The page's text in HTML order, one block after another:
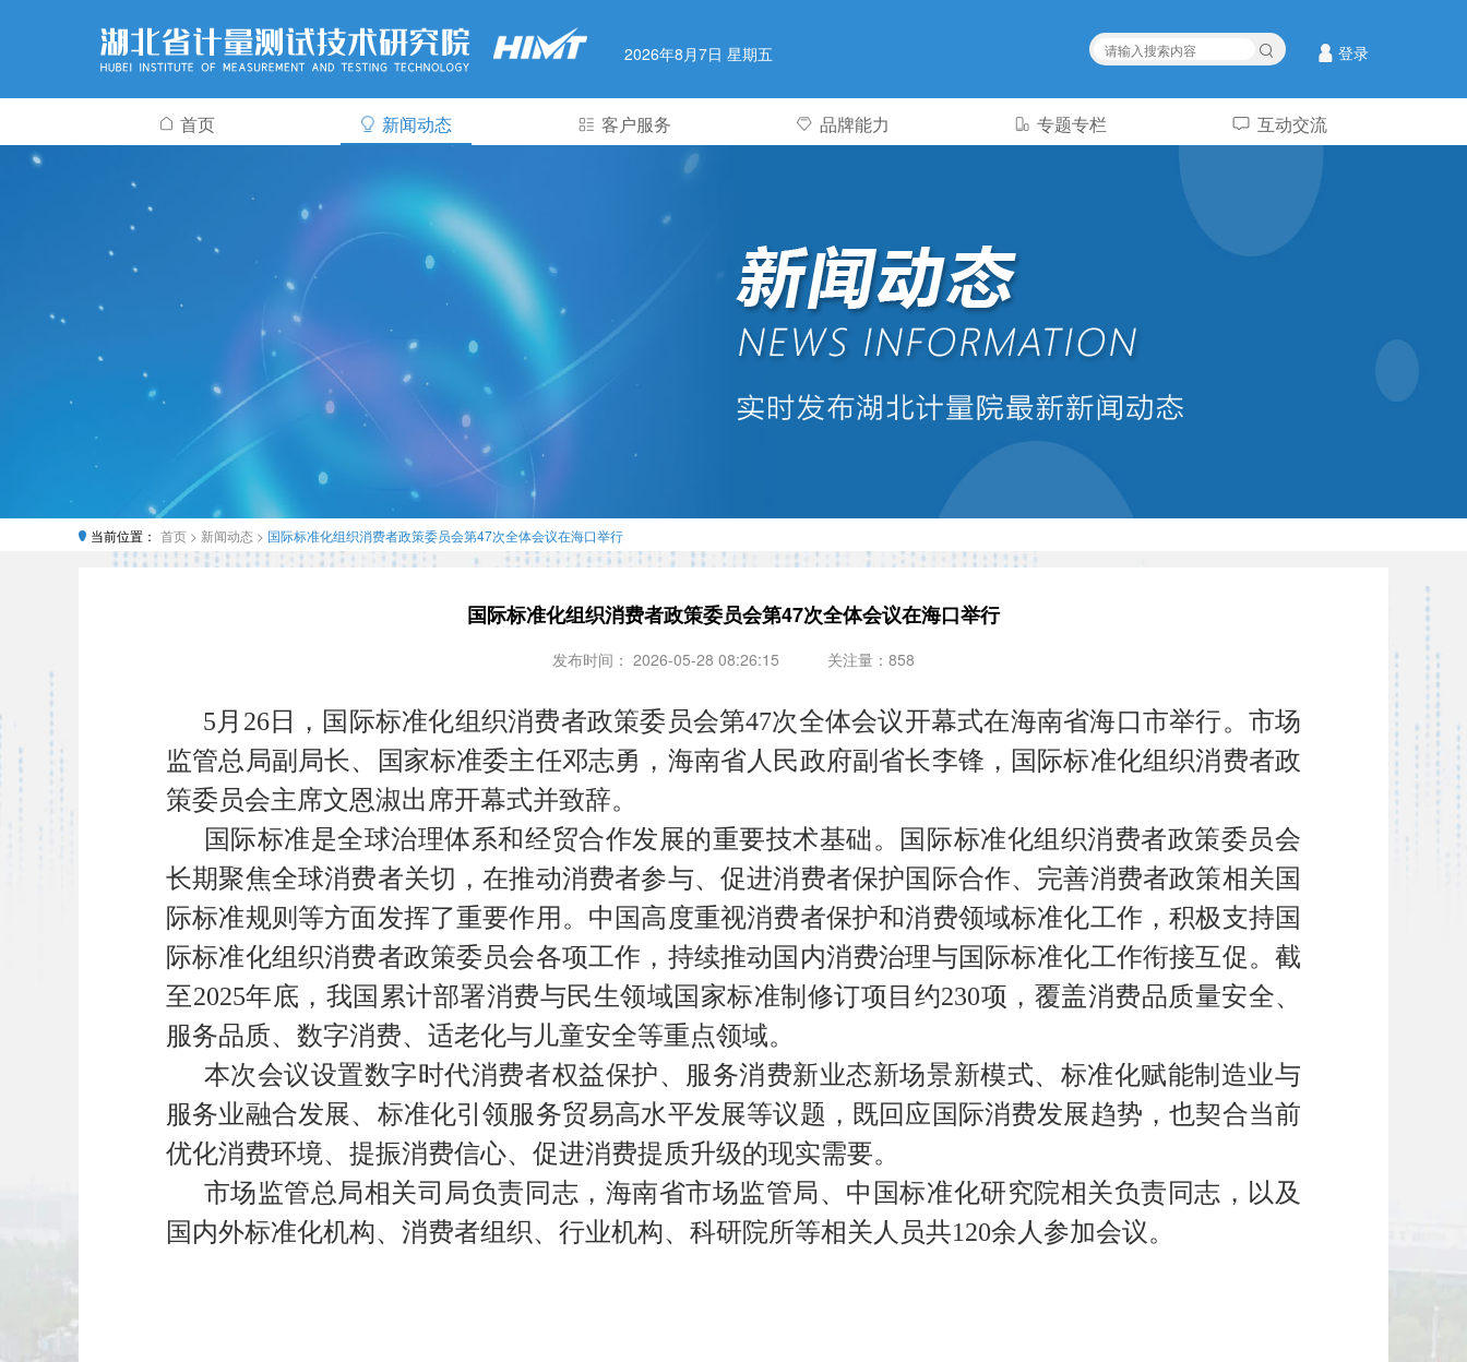
2026年8月7日 星期五 登录
首页 新闻动态 客户服务 品牌能力 专题专栏 互动交流
当前位置： 首页 > 新闻动态 > 国际标准化组织消费者政策委员会第47次全体会议在海口举行
国际标准化组织消费者政策委员会第47次全体会议在海口举行
发布时间： 2026-05-28 08:26:15 关注量：858
5月26日，国际标准化组织消费者政策委员会第47次全体会议开幕式在海南省海口市举行。市场
监管总局副局长、国家标准委主任邓志勇，海南省人民政府副省长李锋，国际标准化组织消费者政
策委员会主席文恩淑出席开幕式并致辞。
国际标准是全球治理体系和经贸合作发展的重要技术基础。国际标准化组织消费者政策委员会
长期聚焦全球消费者关切，在推动消费者参与、促进消费者保护国际合作、完善消费者政策相关国
际标准规则等方面发挥了重要作用。中国高度重视消费者保护和消费领域标准化工作，积极支持国
际标准化组织消费者政策委员会各项工作，持续推动国内消费治理与国际标准化工作衔接互促。截
至2025年底，我国累计部署消费与民生领域国家标准制修订项目约230项，覆盖消费品质量安全、
服务品质、数字消费、适老化与儿童安全等重点领域。
本次会议设置数字时代消费者权益保护、服务消费新业态新场景新模式、标准化赋能制造业与
服务业融合发展、标准化引领服务贸易高水平发展等议题，既回应国际消费发展趋势，也契合当前
优化消费环境、提振消费信心、促进消费提质升级的现实需要。
市场监管总局相关司局负责同志，海南省市场监管局、中国标准化研究院相关负责同志，以及
国内外标准化机构、消费者组织、行业机构、科研院所等相关人员共120余人参加会议。